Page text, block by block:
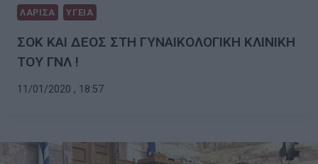
ΛΑΡΙΣΑ ΥΓΕΙΑ
ΣΟΚ ΚΑΙ ΔΕΟΣ ΣΤΗ ΓΥΝΑΙΚΟΛΟΓΙΚΗ ΚΛΙΝΙΚΗ
ΤΟΥ ΓΝΛ !
11/01/2020 , 18:57